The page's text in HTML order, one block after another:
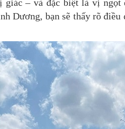
– và đặc biệt là vị ngọt
Dương, bạn sẽ thấy rõ điều